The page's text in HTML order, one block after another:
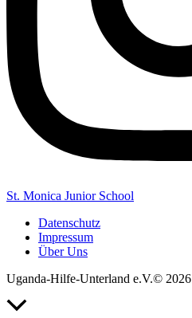
St. Monica Junior School
Datenschutz
Impressum
Über Uns
Uganda-Hilfe-Unterland e.V.© 2026